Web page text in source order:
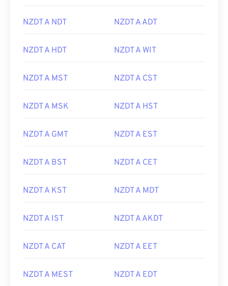
NZDT A NDT NZDT A ADT
NZDT A HDT NZDT A WIT
NZDT A MST NZDT A CST
NZDT A MSK NZDT A HST
NZDT A GMT NZDT A EST
NZDT A BST NZDT A CET
NZDT A KST NZDT A MDT
NZDT A IST NZDT A AKDT
NZDT A CAT NZDT A EET
NZDT A MEST NZDT A EDT